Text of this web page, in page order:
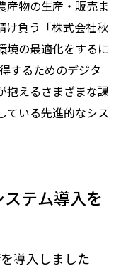
物の生産・販売ま
け負う「株式会社秋
境の最適化をするに
するためのデジタ
抱えるさまざまな課
ている先進的なシス
テム導入を
導入しました